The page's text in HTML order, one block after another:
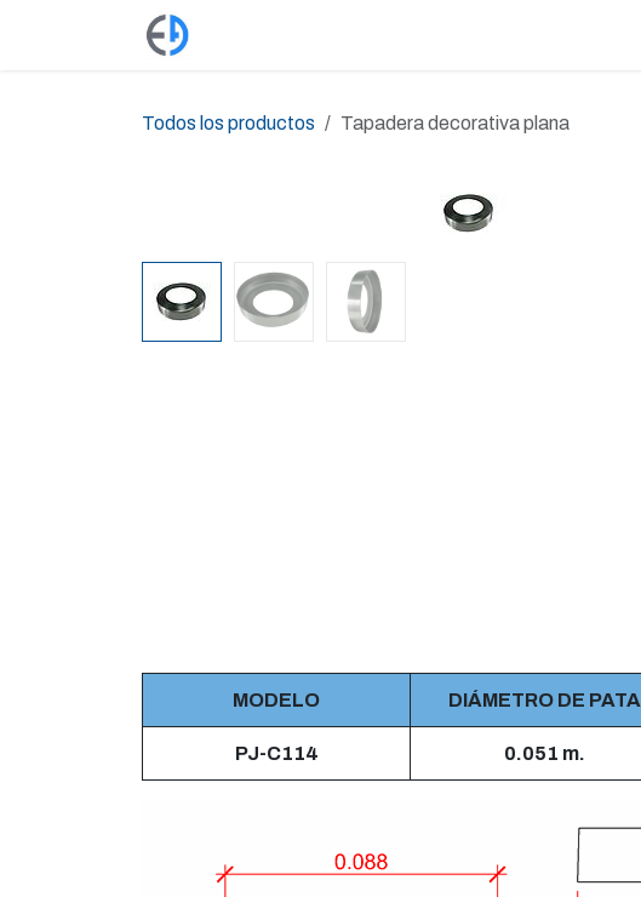
Todos los productos Tapadera decorativa plana
MODELO DIÁMETRO DE PATA
PJ-C114 0.051 m.